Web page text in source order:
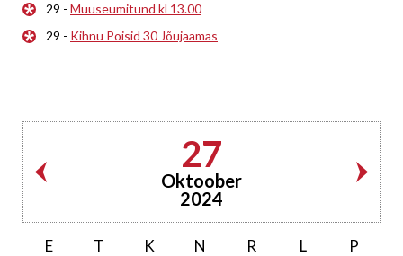
29 - Muuseumitund kl 13.00
29 - Kihnu Poisid 30 Jõujaamas
27
Oktoober
2024
E T K N R L P